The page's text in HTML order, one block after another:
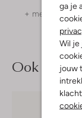
ga je
Wil je
jouw
+ meer kleuren
Ook iets